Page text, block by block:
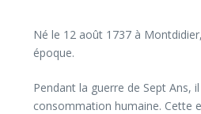
Né le 12 août 1737 à
époque.
Pendant la guerre de Sept
consommation humaine. Cette